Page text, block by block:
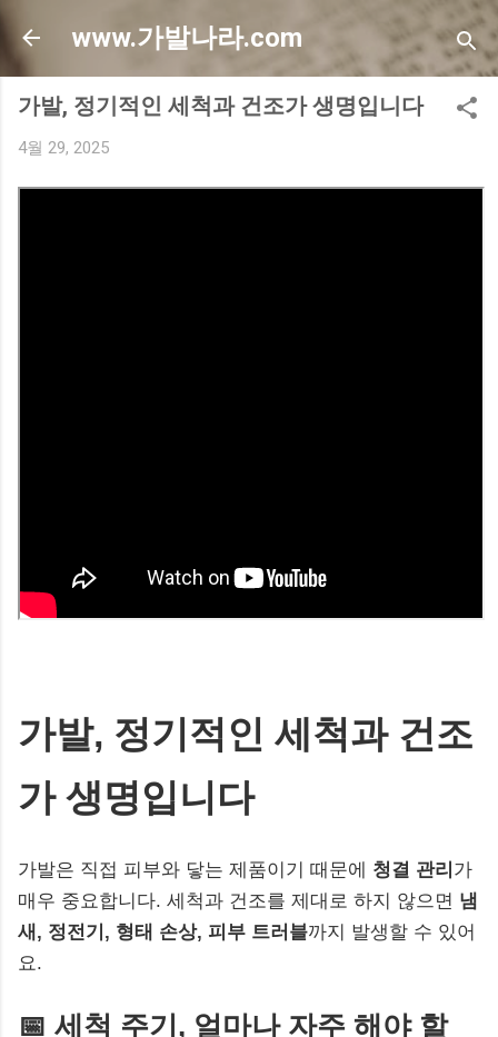
기본 콘텐츠로 건너뛰기
www.가발나라.com
가발, 정기적인 세척과 건조가 생명입니다
4월 29, 2025
가발, 정기적인 세척과 건조
가 생명입니다
가발은 직접 피부와 닿는 제품이기 때문에 청결 관리 가
매우 중요합니다. 세척과 건조를 제대로 하지 않으면 냄
새, 정전기, 형태 손상, 피부 트러블까지 발생할 수 있어
요.
📅 세척 주기, 얼마나 자주 해야 할